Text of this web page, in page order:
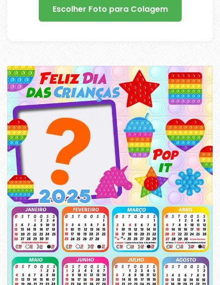
Escolher Foto para Colagem